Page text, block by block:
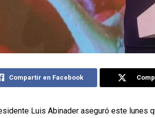
Compartir en Facebook
Luis Abinader aseguró este lunes